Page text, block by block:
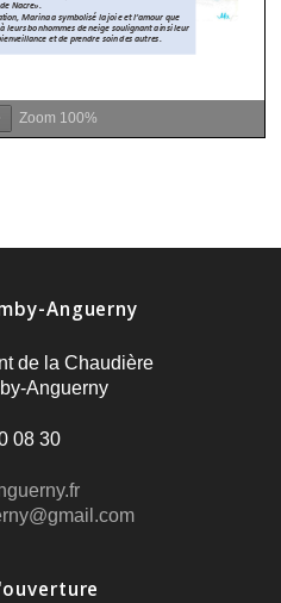
Zoom 100%
Anguerny
de la Chaudière
Anguerny
08 30